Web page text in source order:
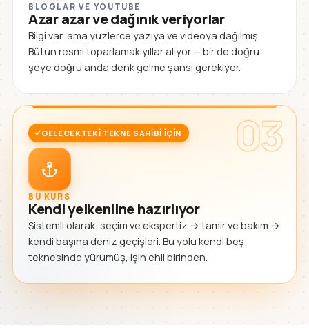
BLOGLAR VE YOUTUBE
Azar azar ve dağınık veriyorlar
Bilgi var, ama yüzlerce yazıya ve videoya dağılmış.
Bütün resmi toparlamak yıllar alıyor — bir de doğru
şeye doğru anda denk gelme şansı gerekiyor.
03
GELECEKTEKI TEKNE SAHIBI IÇIN
BU KURS
Kendi yelkenline hazırlıyor
Sistemli olarak: seçim ve ekspertiz → tamir ve bakım →
kendi başına deniz geçişleri. Bu yolu kendi beş
teknesinde yürümüş, işin ehli birinden.